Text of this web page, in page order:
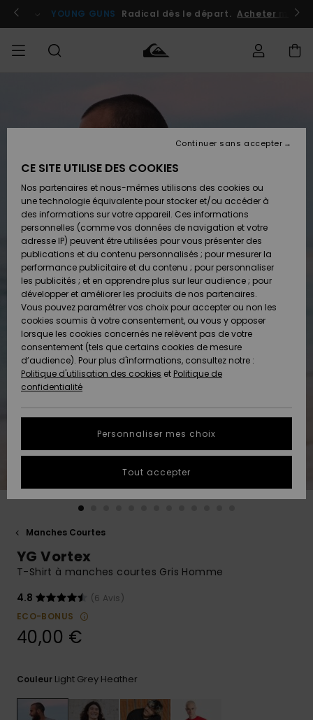
l'information
le
Se connecter / s'inscrire
YOUNG GUNS Radical dès le départ. Acheter
Vêtements
Chaussures
& Tongs
Surf
Snow
Nouveautés
A
Découvrir
Vêtements
Chaussures
& Tongs
Surf
Snow
Nouveautés
A
Découvrir
FEMME
Shop
A
Découvrir
Snow
SURF
Surf
Surf
Shop
Enfant
Highlights
Communauté
SNOW
Snow
Snow
Shop
Enfant
Snow
Shop
Femme
A
Découvrir
Communauté
OUTLET
Outlet
Enfant
Outlet
Femme
AIDE &
CONTACT
Accéder à
ma
Retours
Paiement
Carte
Cadeau
Quiksilver
Freedom
Protection
des
tailles
obtenir la
à votre
Démarrer
aux
les plus
MAGASINS
QUIKSILVER
Manches Courtes
YG Vortex
T-Shirt à manches courtes Gris Homme
4.8
(6 Avis)
ECO-BONUS
40,00 €
Couleur Light Grey Heather
CE SITE UTILISE DES COOKIES
Nos partenaires et nous-mêmes utilisons des cookies ou
une technologie équivalente pour stocker et/ou accéder à
des informations sur votre appareil. Ces informations
personnelles (comme vos données de navigation et votre
adresse IP) peuvent être utilisées pour vous présenter des
publications et du contenu personnalisés ; pour mesurer la
performance publicitaire et du contenu ; pour personnaliser
les publicités ; et en apprendre plus sur leur audience ; pour
développer et améliorer les produits de nos partenaires.
Vous pouvez paramétrer vos choix pour accepter ou non les
cookies soumis à votre consentement, ou vous y opposer
lorsque les cookies concernés ne relèvent pas de votre
consentement (tels que certains cookies de mesure
d’audience). Pour plus d'informations, consultez notre :
Politique d'utilisation des cookies et Politique de
confidentialité
Personnaliser mes choix
Continuer sans accepter
Tout accepter